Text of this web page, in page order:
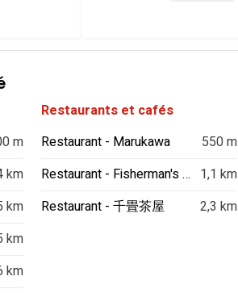
m
km
km
km
km
Restaurants et cafés
Restaurant - Marukawa
550 m
Restaurant - Fisherman's Wharf of Shirahama 1,1 km
Restaurant - 千畳茶屋
2,3 km